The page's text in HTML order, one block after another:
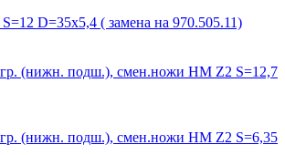
D=35x5,4 ( замена на 970.505.11)
(нижн. подш.), смен.ножи HM Z2 S=12,7
(нижн. подш.), смен.ножи HM Z2 S=6,35